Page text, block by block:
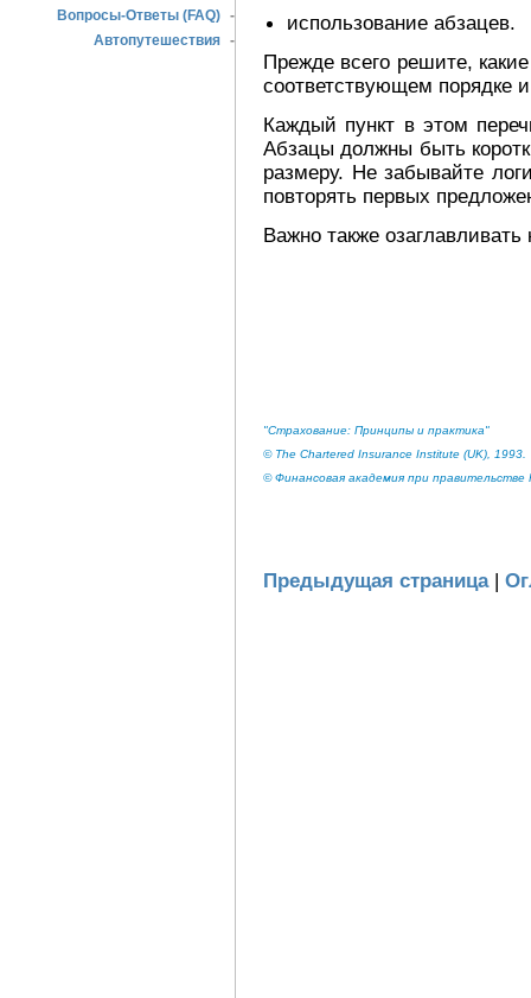
Вопросы-Ответы (FAQ) -
Автопутешествия -
использование абзацев.
Прежде всего решите,
соответствующем порядке
Каждый пункт в этом
Абзацы должны быть
размеру. Не забывайте
повторять первых
Важно также
"Страхование: Принципы и практика"
© The Chartered Insurance Institute (UK), 1993.
© Финансовая академия при правительстве
Предыдущая страница|